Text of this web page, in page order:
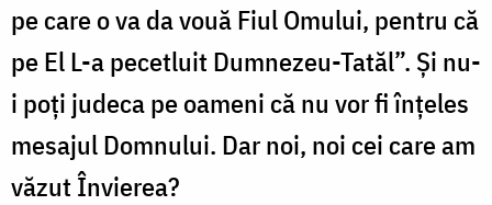
pe care o va da vouă Fiul Omului, pentru că
pe El L-a pecetluit Dumnezeu-Tatăl”. Și nu-
i poți judeca pe oameni că nu vor fi înțeles
mesajul Domnului. Dar noi, noi cei care am
văzut Învierea?